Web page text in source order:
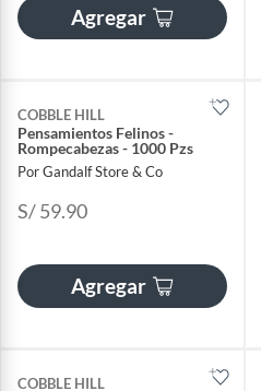
Agregar
COBBLE HILL
Pensamientos Felinos -
Rompecabezas - 1000 Pzs
Por Gandalf Store & Co
S/ 59.90
Agregar
COBBLE HILL